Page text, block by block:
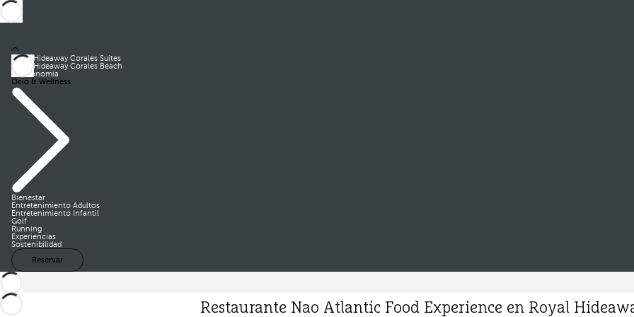
Royal Hideaway Corales Suites
Royal Hideaway Corales Beach
Gastronomía
Ocio & Wellness
Bienestar
Entretenimiento Adultos
Entretenimiento Infantil
Golf
Running
Experiencias
Sostenibilidad
Reservar
Restaurante Nao Atlantic Food Experience en Royal